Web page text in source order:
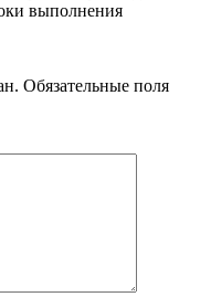
выполнения
Обязательные поля